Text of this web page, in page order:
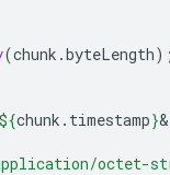
(chunk .byteLength
${chunk . timestamp}&
octet-